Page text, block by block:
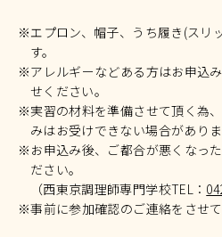
※エプロン、帽子、うち履き(スリ
す。
※アレルギーなどある方はお申込
せください。
※実習の材料を準備させて頂く為
みはお受けできない場合があり
※お申込み後、ご都合が悪くなっ
ださい。
（西東京調理師専門学校TEL：
※事前に参加確認のご連絡をさせて